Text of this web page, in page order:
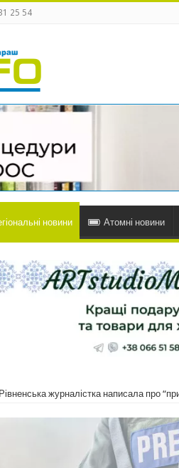
25 54
новини Атомні новини
журналістка написала про